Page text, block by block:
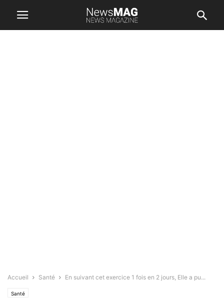
Accueil Santé En suivant cet exercice 1 fois en 2 jours, Elle a pu...
Santé